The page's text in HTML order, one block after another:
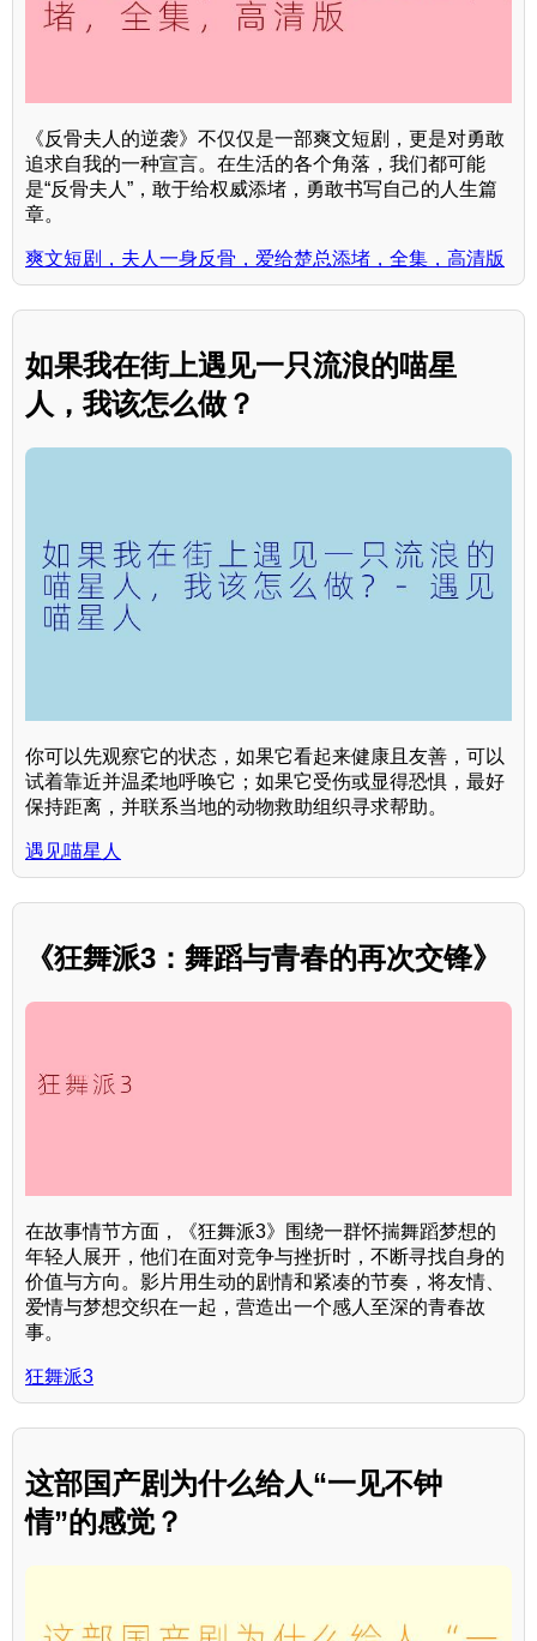
《反骨夫人的逆袭》不仅仅是一部爽文短剧，更是对勇敢
追求自我的一种宣言。在生活的各个角落，我们都可能
是“反骨夫人”，敢于给权威添堵，勇敢书写自己的人生篇
章。
爽文短剧，夫人一身反骨，爱给楚总添堵，全集，高清版
如果我在街上遇见一只流浪的喵星
人，我该怎么做？
你可以先观察它的状态，如果它看起来健康且友善，可以
试着靠近并温柔地呼唤它；如果它受伤或显得恐惧，最好
保持距离，并联系当地的动物救助组织寻求帮助。
遇见喵星人
《狂舞派3：舞蹈与青春的再次交锋》
在故事情节方面，《狂舞派3》围绕一群怀揣舞蹈梦想的
年轻人展开，他们在面对竞争与挫折时，不断寻找自身的
价值与方向。影片用生动的剧情和紧凑的节奏，将友情、
爱情与梦想交织在一起，营造出一个感人至深的青春故
事。
狂舞派3
这部国产剧为什么给人“一见不钟
情”的感觉？